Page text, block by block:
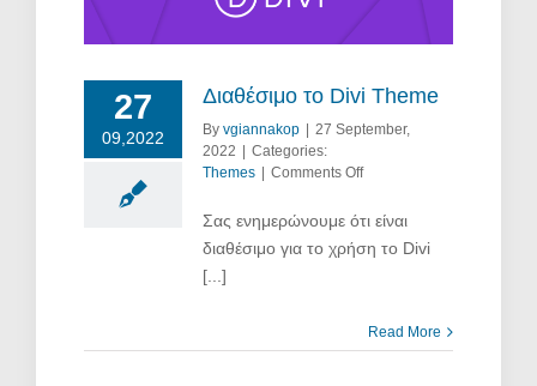
27
09,2022
Διαθέσιμο το Divi Theme
By vgiannakop | 27 September,
2022 | Categories:
Themes | Comments Offon
Theme
Σας ενημερώνουμε ότι είναι
διαθέσιμο για το χρήση το Divi
[...]
Read More